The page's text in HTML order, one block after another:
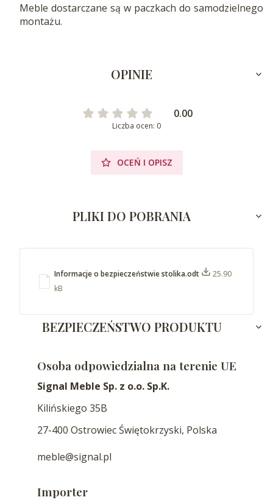
Meble dostarczane są w paczkach do samodzielnego
montażu.
OPINIE
0.00
Liczba ocen: 0
OCEŃ I OPISZ
PLIKI DO POBRANIA
Informacje o bezpieczeństwie stolika.odt
25.90
kB
BEZPIECZEŃSTWO PRODUKTU
Osoba odpowiedzialna na terenie UE
Signal Meble Sp. z o.o. Sp.K.
Kilińskiego 35B
27-400 Ostrowiec Świętokrzyski, Polska
meble@signal.pl
Importer